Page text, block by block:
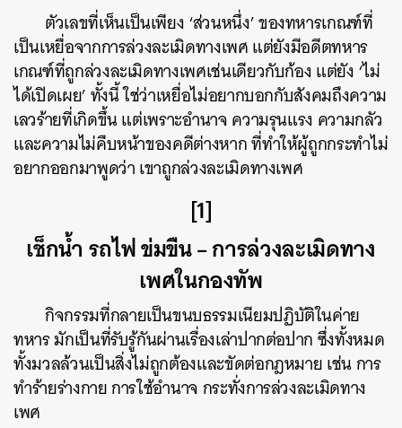
ตัวเลขที่เห็นเป็นเพียง ‘ส่วนหนึ่ง’ ของทหารเกณฑ์ที่
เป็นเหยื่อจากการล่วงละเมิดทางเพศ แต่ยังมีอดีตทหาร
เกณฑ์ที่ถูกล่วงละเมิดทางเพศเช่นเดียวกับก้อง แต่ยัง ‘ไม่
ได้เปิดเผย’ ทั้งนี้ ใช่ว่าเหยื่อไม่อยากบอกกับสังคมถึงความ
เลวร้ายที่เกิดขึ้น แต่เพราะอำนาจ ความรุนแรง ความกลัว
และความไม่คืบหน้าของคดีต่างหาก ที่ทำให้ผู้ถูกกระทำไม่
อยากออกมาพูดว่า เขาถูกล่วงละเมิดทางเพศ
[1]
เช็กน้ำ รถไฟ ข่มขืน – การล่วงละเมิดทาง
เพศในกองทัพ
กิจกรรมที่กลายเป็นขนบธรรมเนียมปฏิบัติในค่าย
ทหาร มักเป็นที่รับรู้กันผ่านเรื่องเล่าปากต่อปาก ซึ่งทั้งหมด
ทั้งมวลล้วนเป็นสิ่งไม่ถูกต้องและขัดต่อกฎหมาย เช่น การ
ทำร้ายร่างกาย การใช้อำนาจ กระทั่งการล่วงละเมิดทาง
เพศ